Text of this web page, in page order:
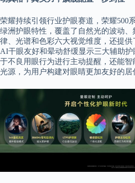
荣耀持续引领行业护眼赛道，荣耀500
绿洲护眼特性，覆盖了自然光的波动
律、光谱和色彩六大视觉维度，还提供
AI干眼友好和晕动舒缓显示三大辅助
于不良用眼行为进行主动提醒，还能智
光源，为用户构建对眼睛更加友好的居